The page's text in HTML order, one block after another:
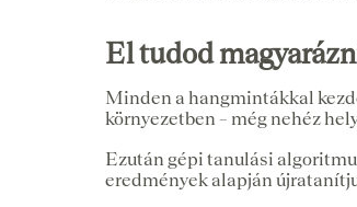
El tudod
Minden a hangmintákkal
környezetben – még nehéz
Ezután gépi tanulási
eredmények alapján